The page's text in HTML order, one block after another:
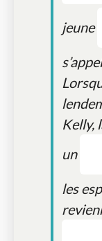
jeune
Kelly,
un
les